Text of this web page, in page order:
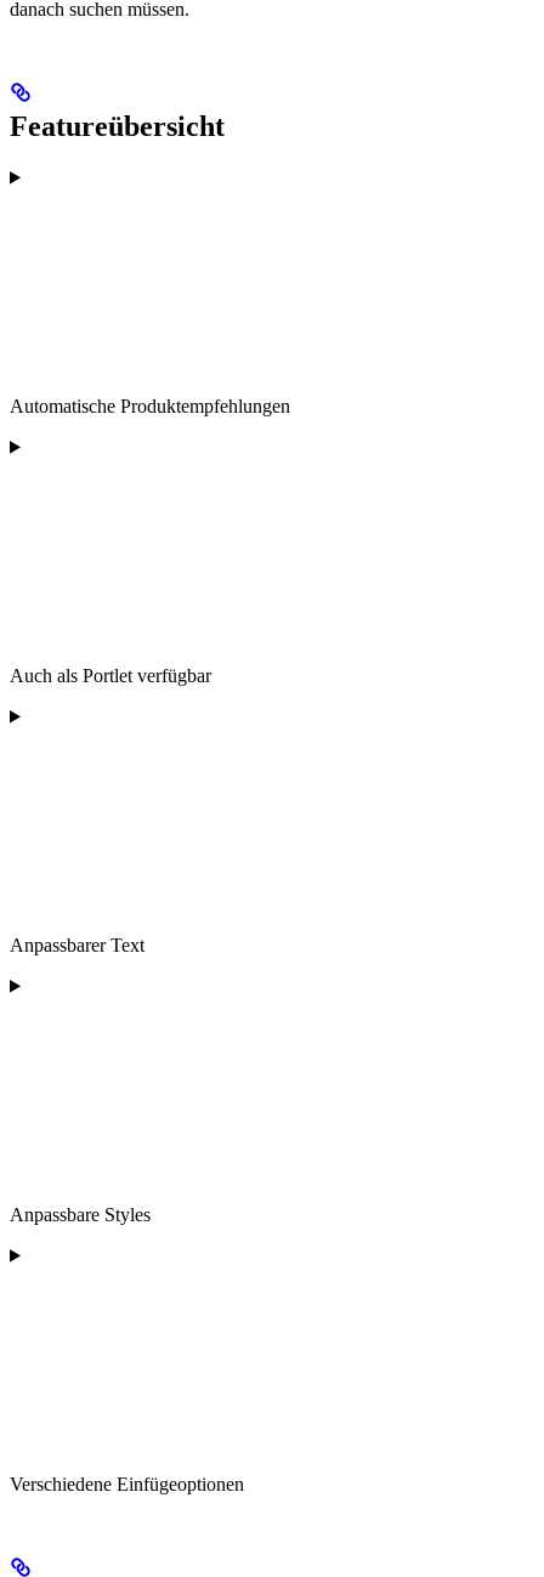
danach suchen müssen.
Featureübersicht
Automatische Produktempfehlungen
Auch als Portlet verfügbar
Anpassbarer Text
Anpassbare Styles
Verschiedene Einfügeoptionen